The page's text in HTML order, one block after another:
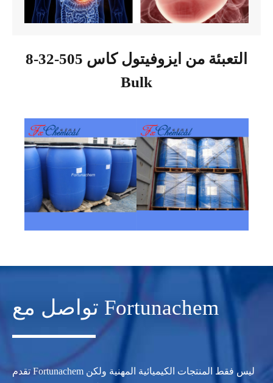
التعبئة من ايزوفيتول كاس 505-32-8
Bulk
تواصل مع Fortunachem
تقدم Fortunachem ليس فقط المنتجات الكيميائية المهنية ولكن